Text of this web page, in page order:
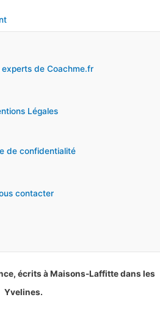
experts de Coachme.fr
Légales
de confidentialité
contacter
écrits à Maisons-Laffitte dans les
Yvelines.